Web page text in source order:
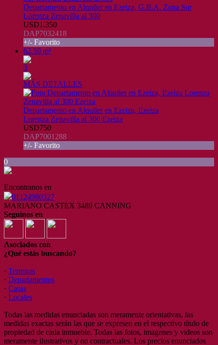
Departamento en Alquiler en Ezeiza, G.B.A. Zona Sur
Lorenza Zenavilla al 300
USD1.350
DAP7032418
+/- Favorito
62.50 m²
3
MÁS DETALLES
Departamento en Alquiler en Ezeiza, Ezeiza
Lorenza Zenavilla al 300 Ezeiza
USD750
DAP7001288
+/- Favorito
0
Encontranos en
01124980327
MARIANO CASTEX 3489 CANNING
Seguinos en
Asociados con
¿Qué estás buscando?
· Terrenos
· Departamentos
· Casas
· Locales
Todas las medidas enunciadas son meramente orientativas, las
medidas exactas serán las que se expresen en el respectivo título de
propiedad de cada inmueble. Todas las fotos, imagenes y videos son
meramente ilustrativos y no contractuales. Los precios enunciados